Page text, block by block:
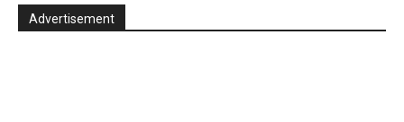
Advertisement